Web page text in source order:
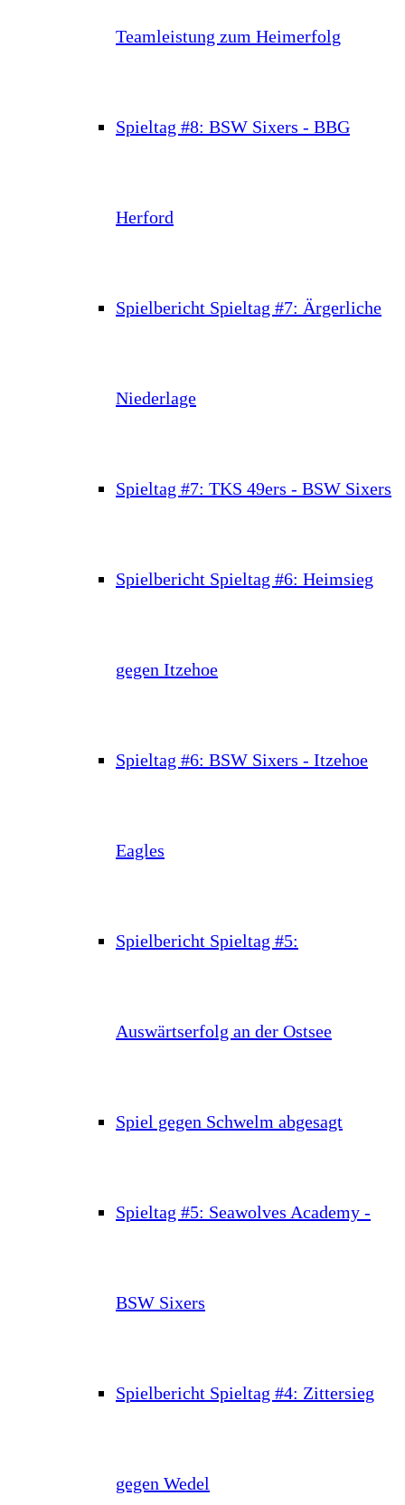
Teamleistung zum Heimerfolg
Spieltag #8: BSW Sixers - BBG
Herford
Spielbericht Spieltag #7: Ärgerliche
Niederlage
Spieltag #7: TKS 49ers - BSW Sixers
Spielbericht Spieltag #6: Heimsieg
gegen Itzehoe
Spieltag #6: BSW Sixers - Itzehoe
Eagles
Spielbericht Spieltag #5:
Auswärtserfolg an der Ostsee
Spiel gegen Schwelm abgesagt
Spieltag #5: Seawolves Academy -
BSW Sixers
Spielbericht Spieltag #4: Zittersieg
gegen Wedel